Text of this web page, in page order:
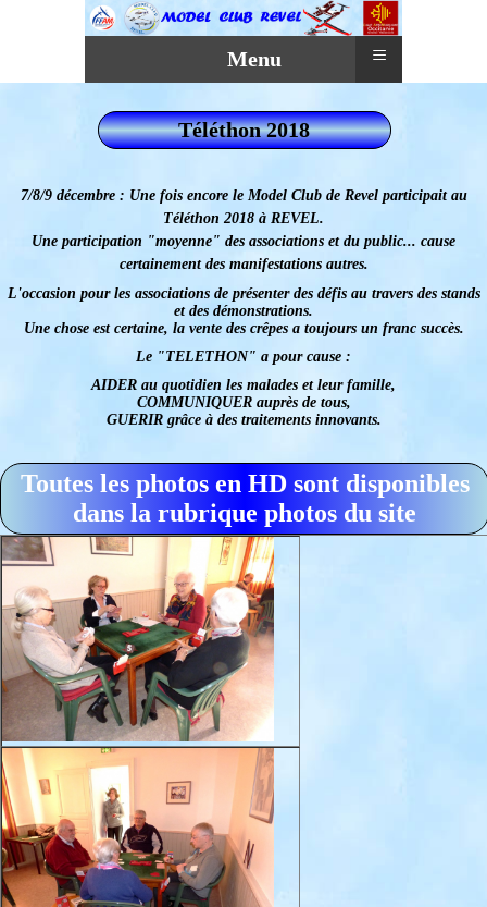
Menu ≡
Téléthon 2018
7/8/9 décembre : Une fois encore le Model Club de Revel participait au
Téléthon 2018 à REVEL.
Une participation "moyenne" des associations et du public... cause
certainement des manifestations autres.
L'occasion pour les associations de présenter des défis au travers des stands
et des démonstrations.
Une chose est certaine, la vente des crêpes a toujours un franc succès.
Le "TELETHON" a pour cause :
AIDER au quotidien les malades et leur famille,
COMMUNIQUER auprès de tous,
GUERIR grâce à des traitements innovants.
Toutes les photos en HD sont disponibles
dans la rubrique photos du site